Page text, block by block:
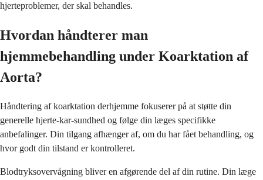
hjerteproblemer, der skal behandles.
Hvordan håndterer man
hjemmebehandling under Koarktation af
Aorta?
Håndtering af koarktation derhjemme fokuserer på at støtte din
generelle hjerte-kar-sundhed og følge din læges specifikke
anbefalinger. Din tilgang afhænger af, om du har fået behandling, og
hvor godt din tilstand er kontrolleret.
Blodtryksovervågning bliver en afgørende del af din rutine. Din læge